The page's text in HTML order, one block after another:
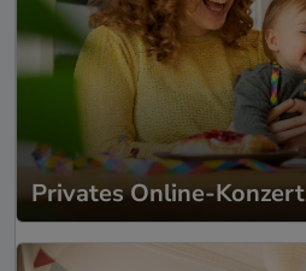
Privates Online-Konzert